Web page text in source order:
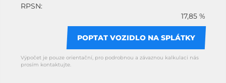
RPSN:
17,85 %
POPTAT VOZIDLO NA SPLÁTKY
Výpočet je pouze orientační, pro podrobnou a závaznou kalkulaci nás
prosím kontaktujte.